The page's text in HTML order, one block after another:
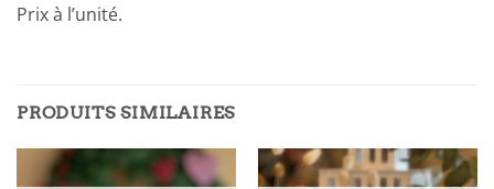
Prix à l’unité.
PRODUITS SIMILAIRES